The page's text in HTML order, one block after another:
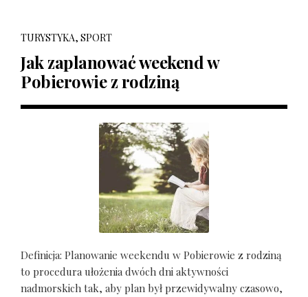
TURYSTYKA, SPORT
Jak zaplanować weekend w
Pobierowie z rodziną
Definicja: Planowanie weekendu w Pobierowie z rodziną
to procedura ułożenia dwóch dni aktywności
nadmorskich tak, aby plan był przewidywalny czasowo,